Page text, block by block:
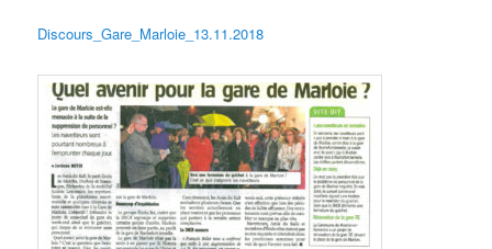
Discours_Gare_Marloie_13.11.2018